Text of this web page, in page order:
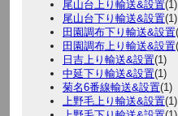
尾山台上り輸送&設置(1)
尾山台下り輸送&設置(1)
田園調布下り輸送&設置
田園調布上り輸送&設置
日吉上り輸送&設置(1)
中延下り輸送&設置(1)
菊名6番線輸送&設置(1)
上野毛上り輸送&設置(1)